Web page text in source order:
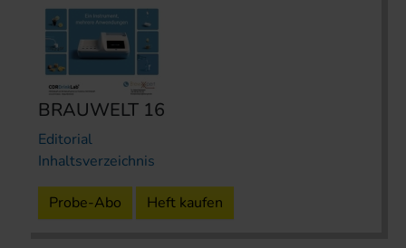
BRAUWELT 16
Editorial
Inhaltsverzeichnis
Probe-Abo Heft kaufen